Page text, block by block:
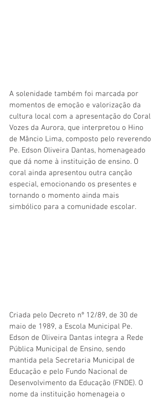
A solenidade também foi marcada por
momentos de emoção e valorização da
cultura local com a apresentação do Coral
Vozes da Aurora, que interpretou o Hino
de Mâncio Lima, composto pelo reverendo
Pe. Edson Oliveira Dantas, homenageado
que dá nome à instituição de ensino. O
coral ainda apresentou outra canção
especial, emocionando os presentes e
tornando o momento ainda mais
simbólico para a comunidade escolar.
Criada pelo Decreto nº 12/89, de 30 de
maio de 1989, a Escola Municipal Pe.
Edson de Oliveira Dantas integra a Rede
Pública Municipal de Ensino, sendo
mantida pela Secretaria Municipal de
Educação e pelo Fundo Nacional de
Desenvolvimento da Educação (FNDE). O
nome da instituição homenageia o